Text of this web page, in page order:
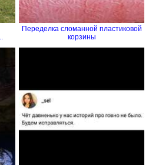
Переделка сломанной пластиковой
корзины